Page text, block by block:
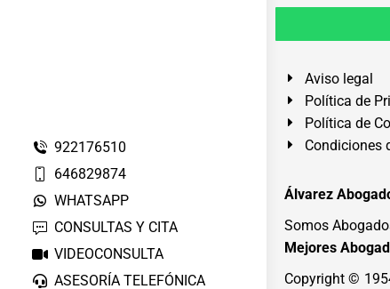
922176510
646829874
WHATSAPP
CONSULTAS Y CITA
VIDEOCONSULTA
ASESORÍA TELEFÓNICA
Aviso legal
Política de
Política de
Condiciones
Álvarez
Somos
Mejores
Copyright ©